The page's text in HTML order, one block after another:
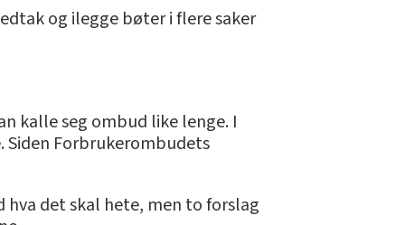
og ilegge bøter i flere saker
kalle seg ombud like lenge. I
Siden Forbrukerombudets
hva det skal hete, men to forslag